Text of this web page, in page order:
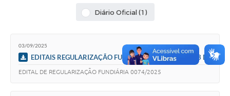
Links
Telefones Úteis
Diário Oficial (1)
03/09/2025
EDITAIS REGULARIZAÇÃO FUNDIÁRIA Nº 74 SEFAZ, 03 DE
EDITAL DE REGULARIZAÇÃO FUNDIÁRIA 0074/2025